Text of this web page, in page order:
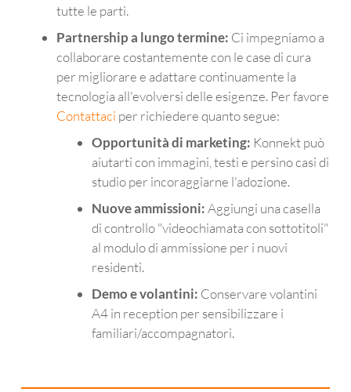
tutte le parti.
Partnership a lungo termine: Ci impegniamo a
collaborare costantemente con le case di cura
per migliorare e adattare continuamente la
tecnologia all'evolversi delle esigenze. Per favore
Contattaci per richiedere quanto segue:
Opportunità di marketing: Konnekt può
aiutarti con immagini, testi e persino casi di
studio per incoraggiarne l'adozione.
Nuove ammissioni:Aggiungi una casella
di controllo "videochiamata con sottotitoli"
al modulo di ammissione per i nuovi
residenti.
Demo e volantini: Conservare volantini
A4 in reception per sensibilizzare i
familiari/accompagnatori.